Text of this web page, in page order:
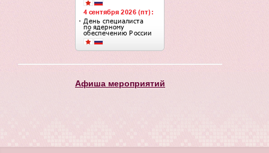
Афиша мероприятий